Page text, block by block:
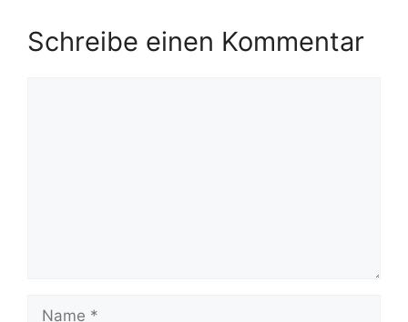
Schreibe einen Kommentar